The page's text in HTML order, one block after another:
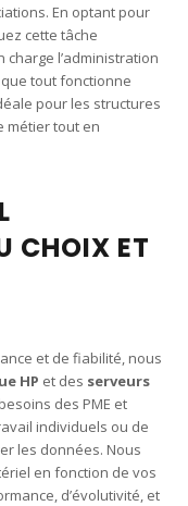
En optant pour
cette tâche
l’administration
tout fonctionne
pour les structures
métier tout en
CHOIX ET
et de fiabilité, nous
HP et des serveurs
des PME et
individuels ou de
les données. Nous
en fonction de vos
d’évolutivité, et